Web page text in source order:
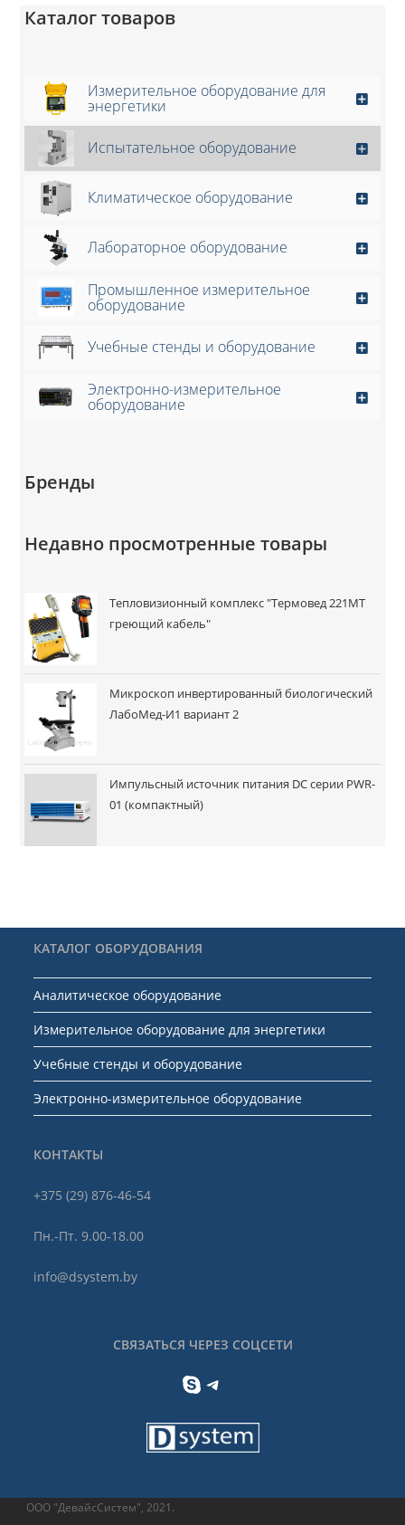
Каталог товаров
Измерительное оборудование для
энергетики
Испытательное оборудование
Климатическое оборудование
Лабораторное оборудование
Промышленное измерительное
оборудование
Учебные стенды и оборудование
Электронно-измерительное
оборудование
Бренды
Недавно просмотренные товары
Тепловизионный комплекс "Термовед 221МТ
греющий кабель"
Микроскоп инвертированный биологический
ЛабоМед-И1 вариант 2
Импульсный источник питания DC серии PWR-
01 (компактный)
КАТАЛОГ ОБОРУДОВАНИЯ
Аналитическое оборудование
Измерительное оборудование для энергетики
Учебные стенды и оборудование
Электронно-измерительное оборудование
КОНТАКТЫ
+375 (29) 876-46-54
Пн.-Пт. 9.00-18.00
info@dsystem.by
СВЯЗАТЬСЯ ЧЕРЕЗ СОЦСЕТИ
SkypeTelegram
ООО "ДевайсСистем", 2021.